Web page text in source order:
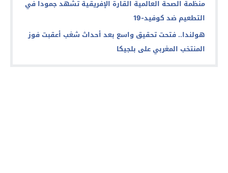
منظمة الصحة العالمية القارة الإفريقية تشهد جمودا في
التطعيم ضد كوفيد-19
هولندا.. فتحت تحقيق واسع بعد أحداث شغب أعقبت فوز
المنتخب المغربي على بلجيكا